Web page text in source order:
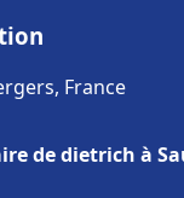
France
de dietrich à